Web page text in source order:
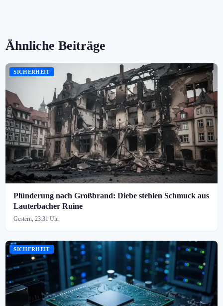
Ähnliche Beiträge
SICHERHEIT
Plünderung nach Großbrand: Diebe stehlen Schmuck aus
Lauterbacher Ruine
Gestern, 23:31 Uhr
SICHERHEIT